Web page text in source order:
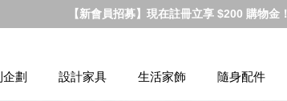
【新會員招募】現在註冊立享 $200 購物金！
劃 設計家具 生活家飾 隨身配件